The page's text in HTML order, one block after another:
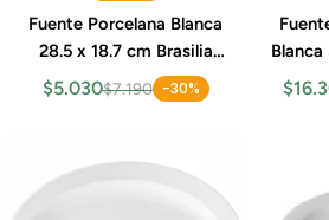
Fuente Porcelana Blanca
28.5 x 18.7 cm Brasilia
Schmidt
$5.030$7.190 -30%
Blanca